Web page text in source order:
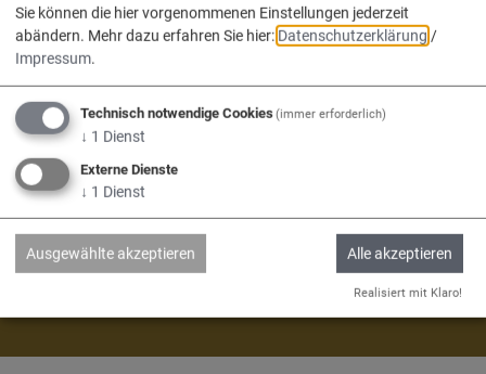
Wir sind die
Verwaltungsgemeinschaft
Nassenfels, Adelschlag, Egweil.
Nassenfels
Sie können die hier vorgenommenen Einstellungen jederzeit
abändern. Mehr dazu erfahren Sie hier:Datenschutzerklärung /
Impressum.
Technisch notwendige Cookies(immer erforderlich)
↓ 1 Dienst
Externe Dienste
↓ 1 Dienst
Ausgewählte akzeptieren Alle akzeptieren
Realisiert mit Klaro!